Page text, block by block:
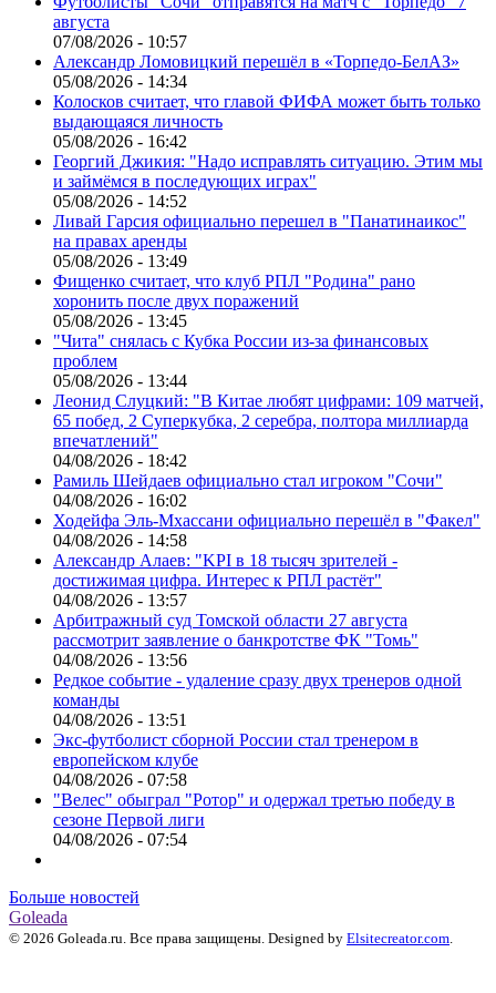
августа
07/08/2026 - 10:57
Александр Ломовицкий перешёл в «Торпедо-БелАЗ»
05/08/2026 - 14:34
Колосков считает, что главой ФИФА может быть только
выдающаяся личность
05/08/2026 - 16:42
Георгий Джикия: "Надо исправлять ситуацию. Этим мы
и займёмся в последующих играх"
05/08/2026 - 14:52
Ливай Гарсия официально перешел в "Панатинаикос"
на правах аренды
05/08/2026 - 13:49
Фищенко считает, что клуб РПЛ "Родина" рано
хоронить после двух поражений
05/08/2026 - 13:45
"Чита" снялась с Кубка России из-за финансовых
проблем
05/08/2026 - 13:44
Леонид Слуцкий: "В Китае любят цифрами: 109 матчей,
65 побед, 2 Суперкубка, 2 серебра, полтора миллиарда
впечатлений"
04/08/2026 - 18:42
Рамиль Шейдаев официально стал игроком "Сочи"
04/08/2026 - 16:02
Ходейфа Эль-Мхассани официально перешёл в "Факел"
04/08/2026 - 14:58
Александр Алаев: "KPI в 18 тысяч зрителей -
достижимая цифра. Интерес к РПЛ растёт"
04/08/2026 - 13:57
Арбитражный суд Томской области 27 августа
рассмотрит заявление о банкротстве ФК "Томь"
04/08/2026 - 13:56
Редкое событие - удаление сразу двух тренеров одной
команды
04/08/2026 - 13:51
Экс-футболист сборной России стал тренером в
европейском клубе
04/08/2026 - 07:58
"Велес" обыграл "Ротор" и одержал третью победу в
сезоне Первой лиги
04/08/2026 - 07:54
Больше новостей
Goleada
© 2026 Goleada.ru. Все права защищены. Designed by Elsitecreator.com